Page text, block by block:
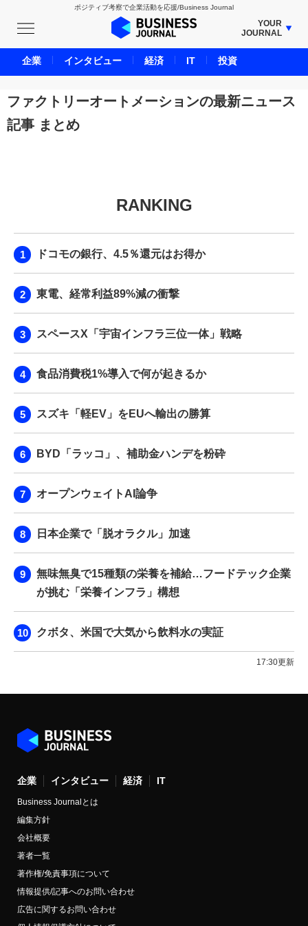
ポジティブ考察で企業活動を応援/Business Journal
YOUR
JOURNAL
BUSINESS JOURNAL
UNICORN JOURNAL
CARBON CREDITS JOURNAL
AI JOURNAL
BPaaS JOURNAL
ファクトリーオートメーションの最新ニュース
記事 まとめ
RANKING
ドコモの銀行、4.5％還元はお得か
東電、経常利益89%減の衝撃
スペースX「宇宙インフラ三位一体」戦略
食品消費税1%導入で何が起きるか
スズキ「軽EV」をEUへ輸出の勝算
BYD「ラッコ」、補助金ハンデを粉砕
オープンウェイトAI論争
日本企業で「脱オラクル」加速
無味無臭で15種類の栄養を補給…フードテック企業
が挑む「栄養インフラ」構想
クボタ、米国で大気から飲料水の実証
17:30更新
企業 インタビュー 経済 IT
Business Journalとは
編集方針
会社概要
著者一覧
著作権/免責事項について
情報提供/記事へのお問い合わせ
広告に関するお問い合わせ
企業 インタビュー 経済 IT 投資